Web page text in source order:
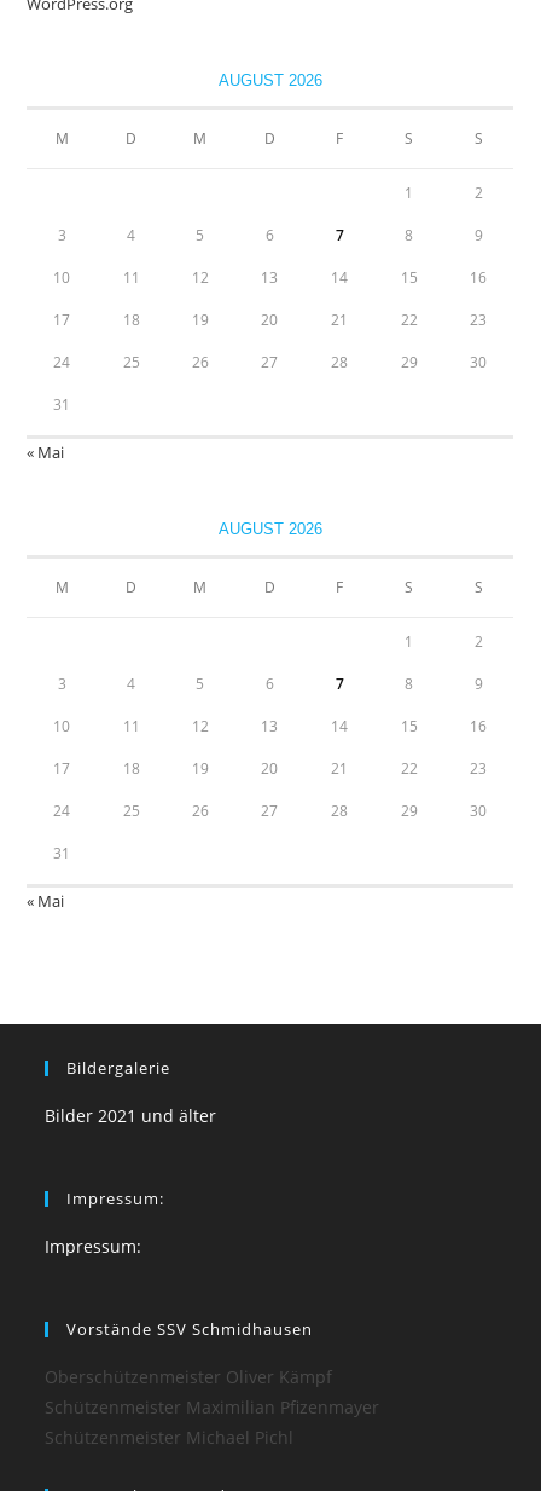
AUGUST 2026
M D M D F S S
1 2
3 4 5 6 7 8 9
10 11 12 13 14 15 16
17 18 19 20 21 22 23
24 25 26 27 28 29 30
31
« Mai
AUGUST 2026
M D M D F S S
1 2
3 4 5 6 7 8 9
10 11 12 13 14 15 16
17 18 19 20 21 22 23
24 25 26 27 28 29 30
31
« Mai
Bildergalerie
Bilder 2021 und älter
Impressum:
Impressum:
Vorstände SSV Schmidhausen
Oberschützenmeister Oliver Kämpf
Schützenmeister Maximilian Pfizenmayer
Schützenmeister Michael Pichl